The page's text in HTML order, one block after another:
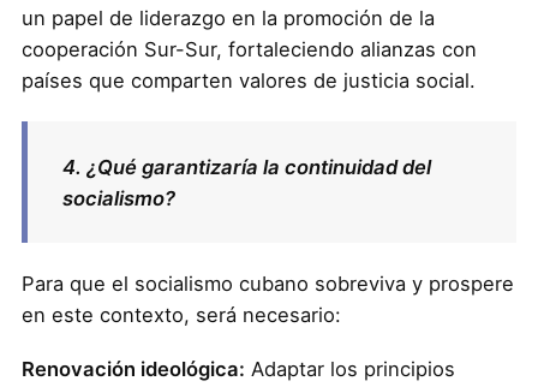
un papel de liderazgo en la promoción de la
cooperación Sur-Sur, fortaleciendo alianzas con
países que comparten valores de justicia social.
4. ¿Qué garantizaría la continuidad del
socialismo?
Para que el socialismo cubano sobreviva y prospere
en este contexto, será necesario:
Renovación ideológica: Adaptar los principios